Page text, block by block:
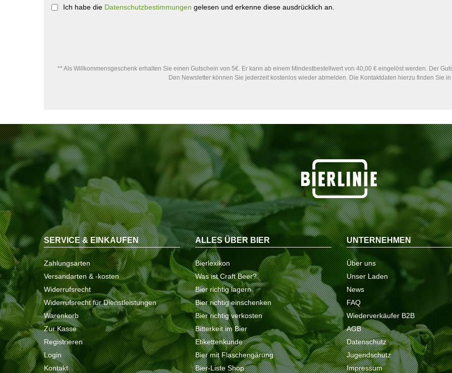
Ich habe die Datenschutzbestimmungen gelesen und erkenne diese ausdrücklich an.
** Als Willkommensgeschenk erhalten Sie einen Gutschein von 5€. Er kann ab einem Mindestbestellwert von 40,00 € eingelöst werden. Der
Den Newsletter können Sie jederzeit kostenlos wieder abmelden. Die Kontaktdaten hierzu finden Sie
SERVICE & EINKAUFEN
Zahlungsarten
Versandarten & -kosten
Widerrufsrecht
Widerrufsrecht für Dienstleistungen
Warenkorb
Zur Kasse
Registrieren
Login
Kontakt
ALLES ÜBER BIER
Bierlexikon
Was ist Craft Beer?
Bier richtig lagern
Bier richtig einschenken
Bier richtig verkosten
Bitterkeit im Bier
Etikettenkunde
Bier mit Flaschengärung
Bier-Liste Shop
UNTERNEHMEN
Über uns
Unser Laden
News
FAQ
Wiederverkäufer B2B
AGB
Datenschutz
Jugendschutz
Impressum